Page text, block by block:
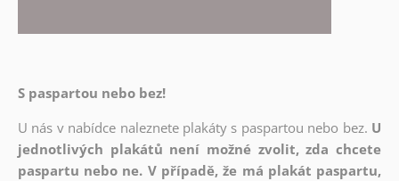
S paspartou nebo bez!
U nás v nabídce naleznete plakáty s paspartou nebo bez. U
jednotlivých plakátů není možné zvolit, zda chcete
paspartu nebo ne. V případě, že má plakát paspartu,